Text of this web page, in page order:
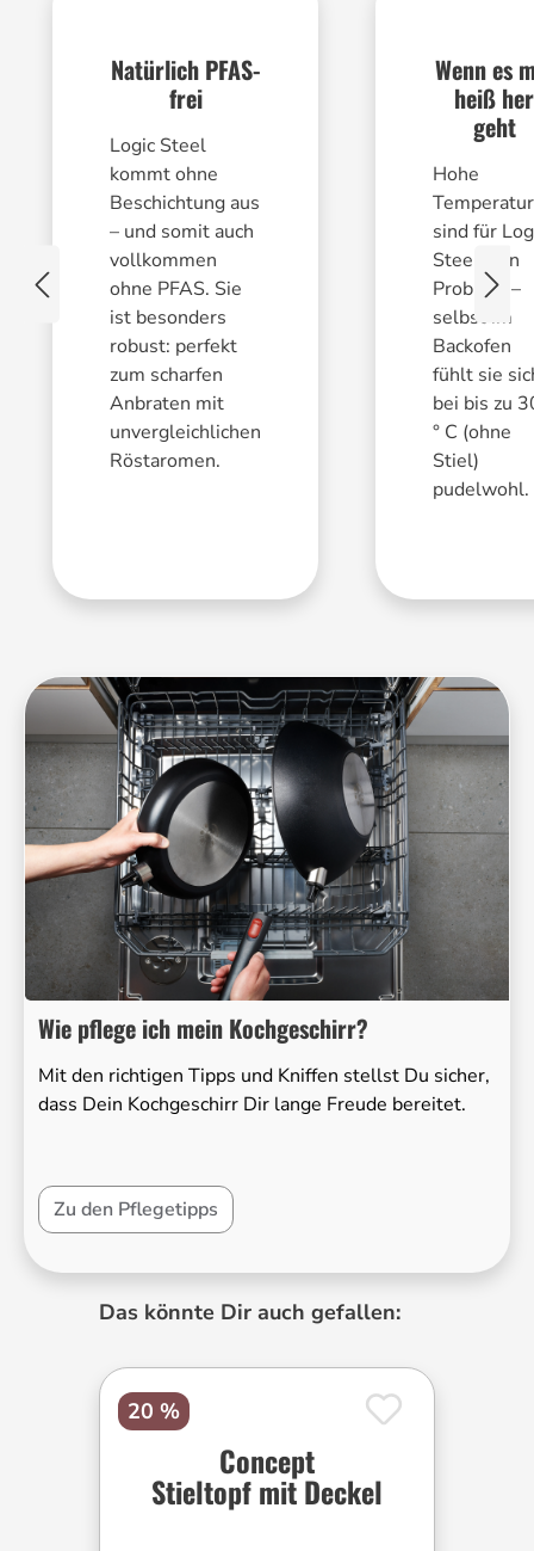
Natürlich PFAS-
frei
Logic Steel
kommt ohne
Beschichtung aus
– und somit auch
vollkommen
ohne PFAS. Sie
ist besonders
robust: perfekt
zum scharfen
Anbraten mit
unvergleichlichen
Röstaromen.
Wenn es
heiß her
geht
Hohe
sind für
Steel kein
Problem –
selbst im
Backofen
fühlt sie
bei bis zu
° C (ohne
Stiel)
pudelwohl.
Wie pflege ich mein Kochgeschirr?
Mit den richtigen Tipps und Kniffen stellst Du sicher,
dass Dein Kochgeschirr Dir lange Freude bereitet.
Zu den Pflegetipps
Produktgalerie überspringen
Das könnte Dir auch gefallen:
20 %
Concept
Stieltopf mit Deckel